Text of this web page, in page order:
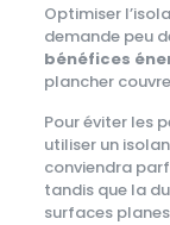
Optimiser
demande peu
bénéfices
plancher
Pour éviter les
utiliser un
conviendra
tandis que la
surfaces